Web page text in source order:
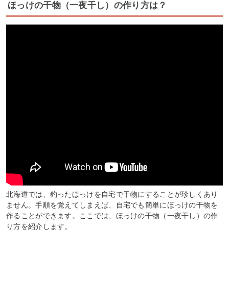
ほっけの干物（一夜干し）の作り方は？
北海道では、釣ったほっけを自宅で干物にすることが珍しくあり
ません。手順を覚えてしまえば、自宅でも簡単にほっけの干物を
作ることができます。ここでは、ほっけの干物（一夜干し）の作
り方を紹介します。